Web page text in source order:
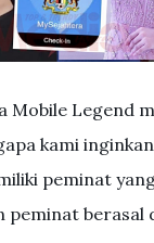
Mobile Legend
kami
peminat
peminat berasal